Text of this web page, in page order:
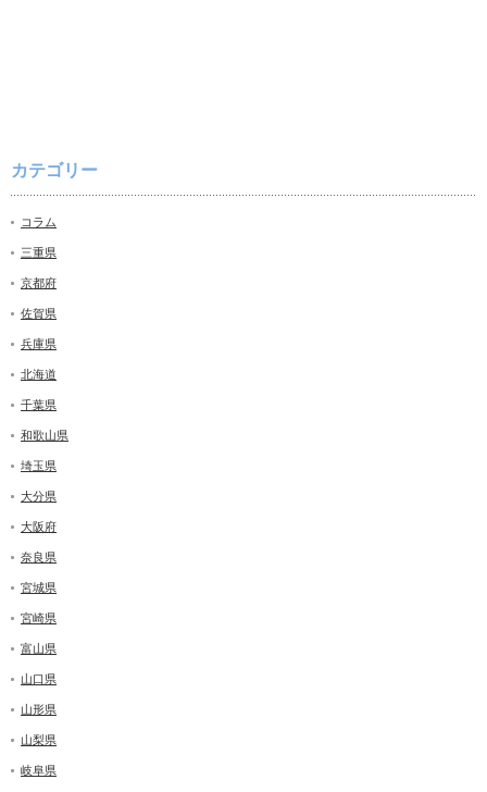
カテゴリー
コラム
三重県
京都府
佐賀県
兵庫県
北海道
千葉県
和歌山県
埼玉県
大分県
大阪府
奈良県
宮城県
宮崎県
富山県
山口県
山形県
山梨県
岐阜県